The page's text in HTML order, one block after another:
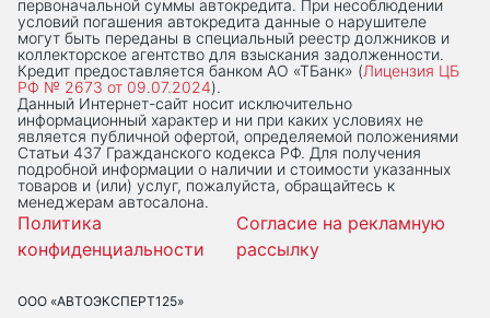
первоначальной суммы автокредита. При несоблюдении
условий погашения автокредита данные о нарушителе
могут быть переданы в специальный реестр должников и
коллекторское агентство для взыскания задолженности.
Кредит предоставляется банком АО «ТБанк» (Лицензия ЦБ
РФ № 2673 от 09.07.2024).
Данный Интернет-сaйт носит исключительно
информационный характер и ни при каких условиях не
является публичной офертой, определяемой положениями
Статьи 437 Гражданского кодекса РФ. Для получения
подробной информации о наличии и стоимости указанных
товаров и (или) услуг, пожалуйста, обращайтесь к
менеджерам автосалона.
Политика
конфиденциальности
Согласие на рекламную
рассылку
ООО «АВТОЭКСПЕРТ125»